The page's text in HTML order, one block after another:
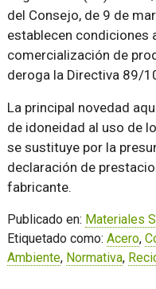
del Consejo, de 9 de
establecen condiciones
comercialización de
deroga la Directiva 89/
La principal novedad
de idoneidad al uso de
se sustituye por la
declaración de
fabricante.
Publicado en: Materiales
Etiquetado como: Acero,
Ambiente, Normativa,